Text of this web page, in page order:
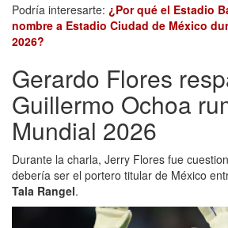
Podría interesarte: ¿Por qué el Estadio
nombre a Estadio Ciudad de México
2026?
Gerardo Flores
Guillermo Ochoa
Mundial 2026
Durante la charla, Jerry Flores fue
debería ser el portero titular de México
Tala Rangel.